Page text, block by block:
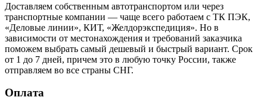
Доставляем собственным автотранспортом или через
транспортные компании — чаще всего работаем с ТК ПЭК,
«Деловые линии», КИТ, «Желдорэкспедиция». Но в
зависимости от местонахождения и требований заказчика
поможем выбрать самый дешевый и быстрый вариант. Срок
от 1 до 7 дней, причем это в любую точку России, также
отправляем во все страны СНГ.
Оплата